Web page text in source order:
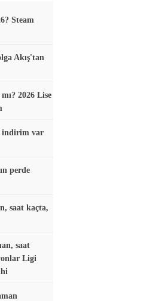
Steam
Akış'tan
2026 Lise
indirim var
perde
saat kaçta,
saat
Ligi